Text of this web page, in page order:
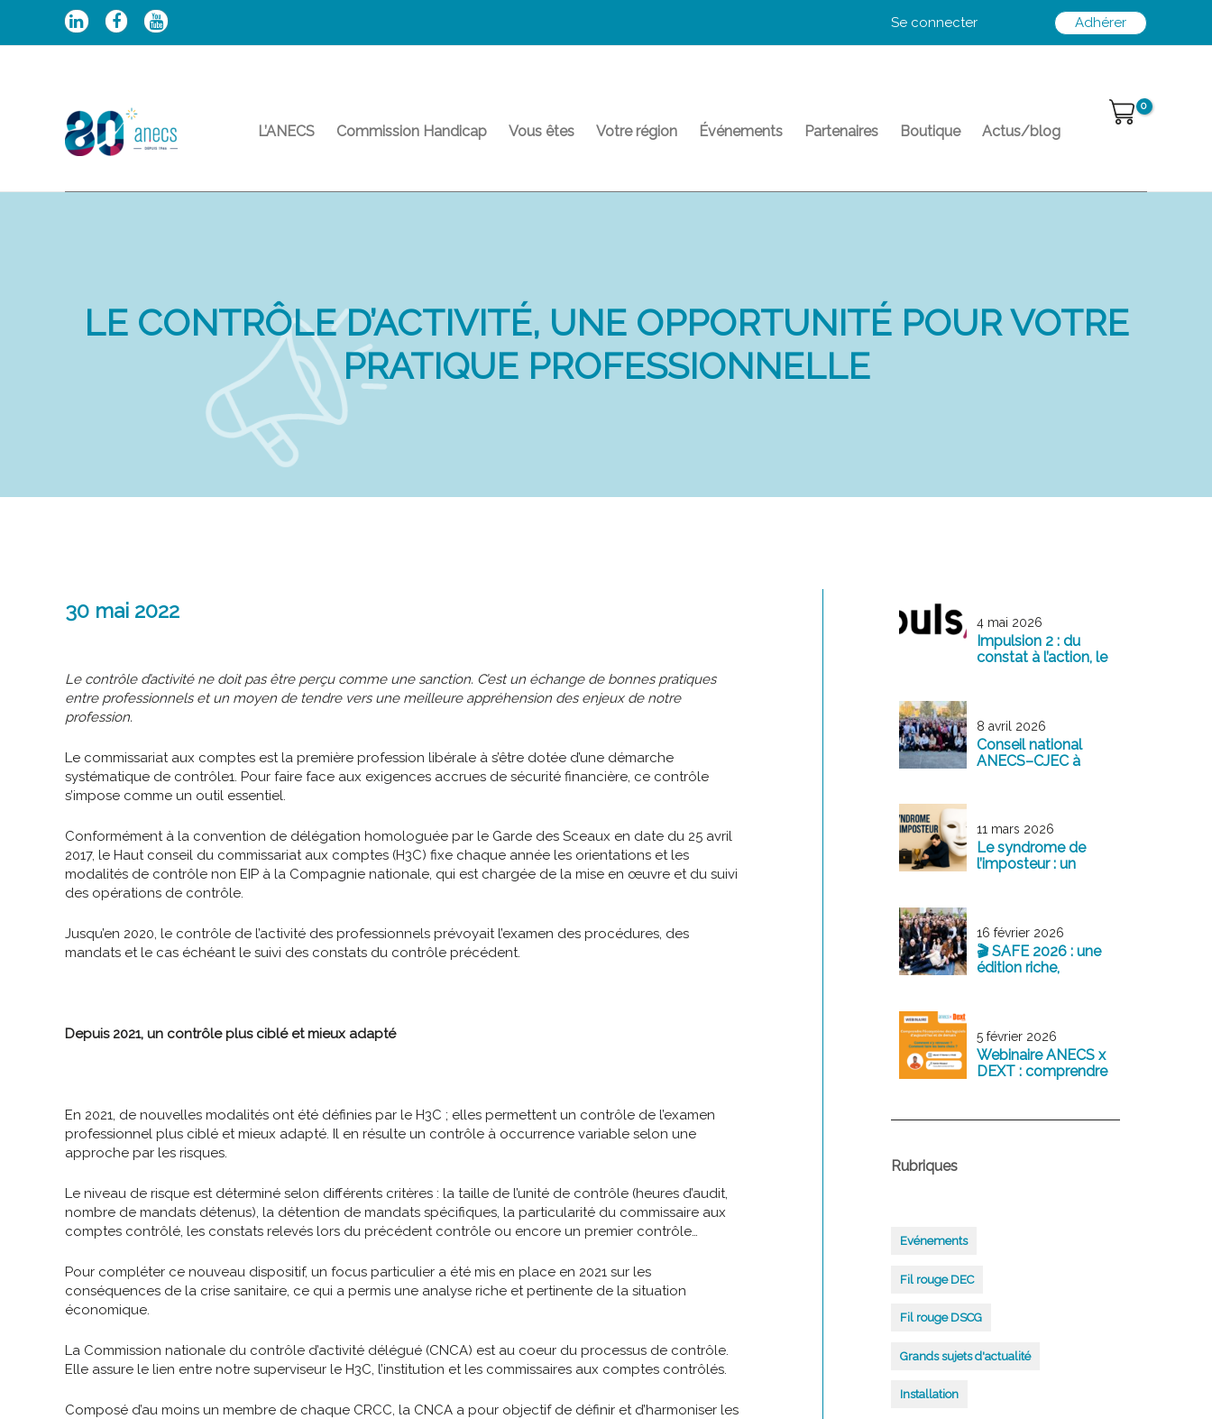
Se connecter Adhérer
L’ANECS Commission Handicap Vous êtes Votre région Événements Partenaires Boutique Actus/blog
LE CONTRÔLE D’ACTIVITÉ, UNE OPPORTUNITÉ POUR VOTRE
PRATIQUE PROFESSIONNELLE
30 mai 2022
Le contrôle d’activité ne doit pas être perçu comme une sanction. C’est un échange de bonnes pratiques
entre professionnels et un moyen de tendre vers une meilleure appréhension des enjeux de notre
profession.
Le commissariat aux comptes est la première profession libérale à s’être dotée d’une démarche
systématique de contrôle1. Pour faire face aux exigences accrues de sécurité financière, ce contrôle
s’impose comme un outil essentiel.
Conformément à la convention de délégation homologuée par le Garde des Sceaux en date du 25 avril
2017, le Haut conseil du commissariat aux comptes (H3C) fixe chaque année les orientations et les
modalités de contrôle non EIP à la Compagnie nationale, qui est chargée de la mise en œuvre et du suivi
des opérations de contrôle.
Jusqu’en 2020, le contrôle de l’activité des professionnels prévoyait l’examen des procédures, des
mandats et le cas échéant le suivi des constats du contrôle précédent.
Depuis 2021, un contrôle plus ciblé et mieux adapté
En 2021, de nouvelles modalités ont été définies par le H3C ; elles permettent un contrôle de l’examen
professionnel plus ciblé et mieux adapté. Il en résulte un contrôle à occurrence variable selon une
approche par les risques.
Le niveau de risque est déterminé selon différents critères : la taille de l’unité de contrôle (heures d’audit,
nombre de mandats détenus), la détention de mandats spécifiques, la particularité du commissaire aux
comptes contrôlé, les constats relevés lors du précédent contrôle ou encore un premier contrôle…
Pour compléter ce nouveau dispositif, un focus particulier a été mis en place en 2021 sur les
conséquences de la crise sanitaire, ce qui a permis une analyse riche et pertinente de la situation
économique.
La Commission nationale du contrôle d’activité délégué (CNCA) est au coeur du processus de contrôle.
Elle assure le lien entre notre superviseur le H3C, l’institution et les commissaires aux comptes contrôlés.
Composé d’au moins un membre de chaque CRCC, la CNCA a pour objectif de définir et d’harmoniser les
4 mai 2026
Impulsion 2 : du
constat à l’action, le
8 avril 2026
Conseil national
ANECS–CJEC à
service de la
profession
11 mars 2026
Le syndrome de
l’imposteur : un
16 février 2026
🎬 SAFE 2026 : une
édition riche,
5 février 2026
Webinaire ANECS x
DEXT : comprendre
comptables
Rubriques
Evénements
Fil rouge DEC
Fil rouge DSCG
Grands sujets d'actualité
Installation